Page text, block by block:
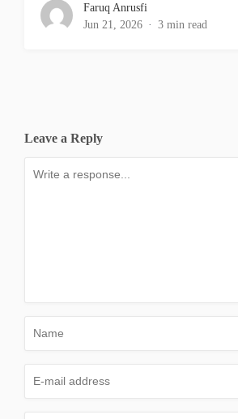
Faruq Anrusfi
Jun 21, 2026
3 min read
Leave a Reply